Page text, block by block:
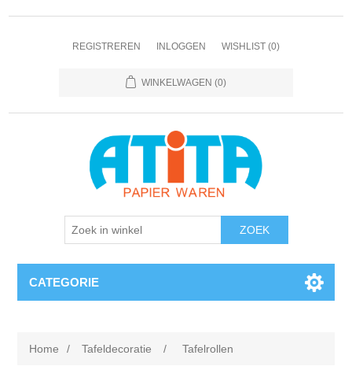
REGISTREREN INLOGGEN WISHLIST (0)
WINKELWAGEN (0)
CATEGORIE
Home / Tafeldecoratie / Tafelrollen